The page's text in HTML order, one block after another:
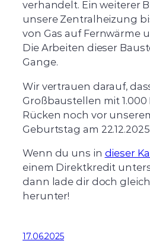
verhandelt. Ein weiterer
unsere Zentralheizung
von Gas auf Fernwärme
Die Arbeiten dieser
Gange.
Wir vertrauen darauf,
Großbaustellen mit
Rücken noch vor
Geburtstag am
Wenn du uns in dieser
einem Direktkredit
dann lade dir doch
herunter!
17.06.2025